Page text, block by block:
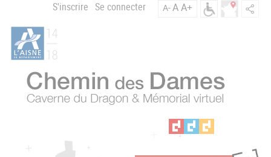
contenu
principal
Menu
du
compte
l'utilisateur
S'inscrire Se connecter A-AA+
i
n